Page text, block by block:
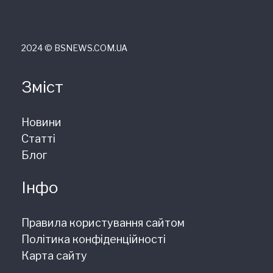
2024 © ВSNEWS.COM.UA
Зміст
Новини
Статті
Блог
Інфо
Правила користування сайтом
Політика конфіденційності
Карта сайту